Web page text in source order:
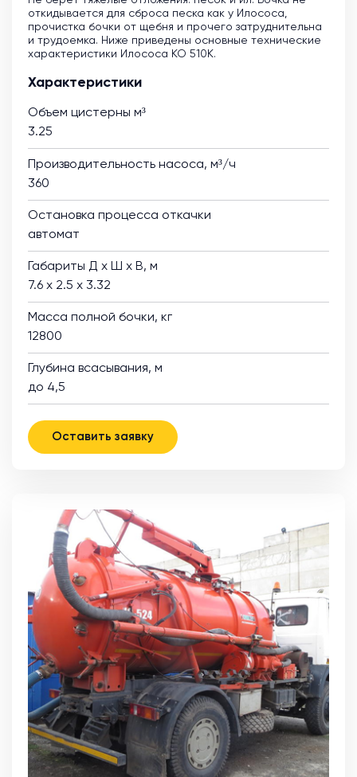
откидывается для сброса песка как у Илососа,
прочистка бочки от щебня и прочего затруднительна
и трудоемка. Ниже приведены основные технические
характеристики Илососа КО 510К.
Характеристики
Объем цистерны м³
3.25
Производительность насоса, м³/ч
360
Остановка процесса откачки
автомат
Габариты Д х Ш х В, м
7.6 х 2.5 х 3.32
Масса полной бочки, кг
12800
Глубина всасывания, м
до 4,5
Оставить заявку